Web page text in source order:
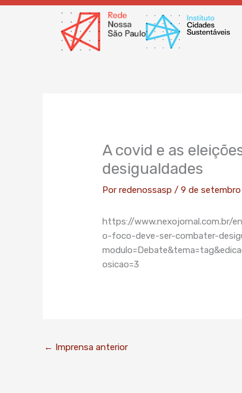
Ir
A covid e as
desigualdades
Porredenossasp/9 de
https://www.nexojornal.com.br/
o-foco-deve-ser-combater-
osicao=3
← Imprensa anterior